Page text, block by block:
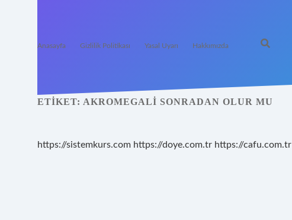
Anasayfa Gizlilik Politikası Yasal Uyarı Hakkımızda
ETIKET: AKROMEGALI SONRADAN OLUR MU
https://sistemkurs.com https://doye.com.tr https://cafu.com.tr